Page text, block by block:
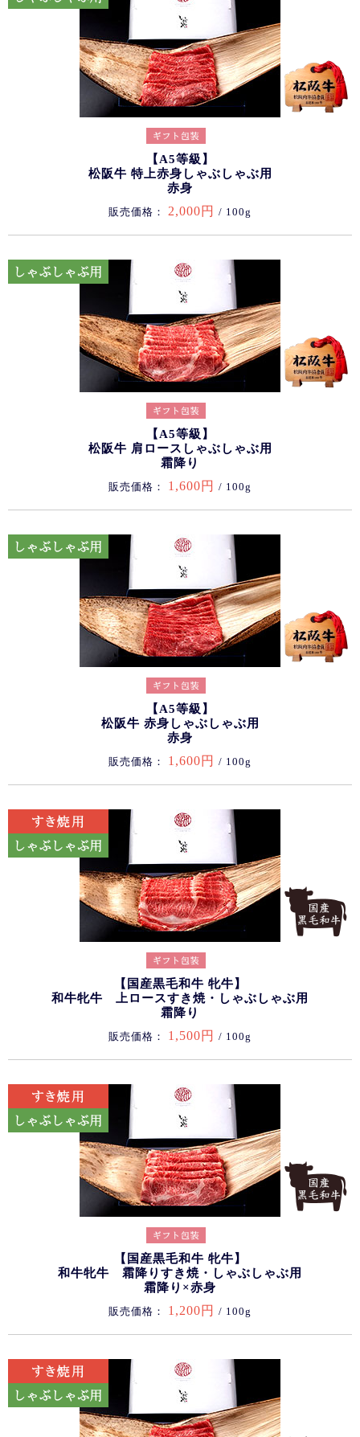
【A5等級】
松阪牛 特上赤身しゃぶしゃぶ用
赤身
販売価格： 2,000円 / 100g
【A5等級】
松阪牛 肩ロースしゃぶしゃぶ用
霜降り
販売価格： 1,600円 / 100g
【A5等級】
松阪牛 赤身しゃぶしゃぶ用
赤身
販売価格： 1,600円 / 100g
【国産黒毛和牛 牝牛】
和牛牝牛 上ロースすき焼・しゃぶしゃぶ用
霜降り
販売価格： 1,500円 / 100g
【国産黒毛和牛 牝牛】
和牛牝牛 霜降りすき焼・しゃぶしゃぶ用
霜降り×赤身
販売価格： 1,200円 / 100g